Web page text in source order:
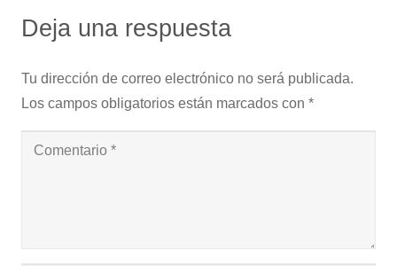
Deja una respuesta
Tu dirección de correo electrónico no será publicada.
Los campos obligatorios están marcados con *